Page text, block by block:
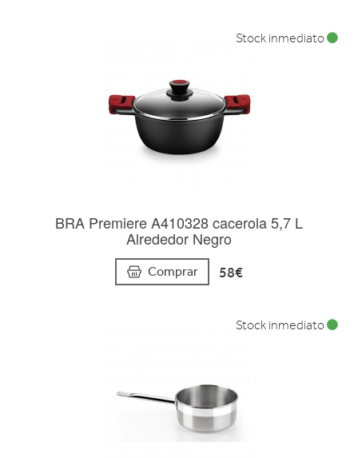
BRA Premiere A410328 cacerola 5,7 L
Alrededor Negro
Comprar 58€
Stock inmediato
Stock inmediato